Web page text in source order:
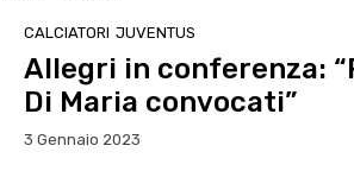
CALCIATORI JUVENTUS
Allegri in conferenza:
Di Maria convocati”
3 Gennaio 2023